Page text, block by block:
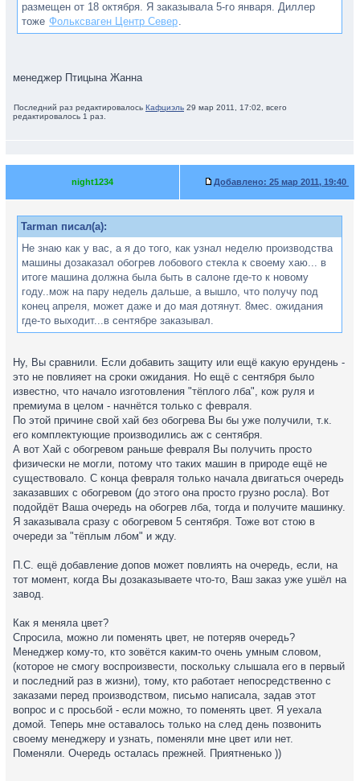
размещен от 18 октября. Я заказывала 5-го января. Диллер
тоже Фольксваген Центр Север.
менеджер Птицына Жанна
Последний раз редактировалось Кафциэль 29 мар 2011, 17:02, всего
редактировалось 1 раз.
night1234 Добавлено: 25 мар 2011, 19:40
Tarman писал(а):
Не знаю как у вас, а я до того, как узнал неделю производства
машины дозаказал обогрев лобового стекла к своему хаю... в
итоге машина должна была быть в салоне где-то к новому
году..мож на пару недель дальше, а вышло, что получу под
конец апреля, может даже и до мая дотянут. 8мес. ожидания
где-то выходит...в сентябре заказывал.
Ну, Вы сравнили. Если добавить защиту или ещё какую ерундень -
это не повлияет на сроки ожидания. Но ещё с сентября было
известно, что начало изготовления "тёплого лба", кож руля и
премиума в целом - начнётся только с февраля.
По этой причине свой хай без обогрева Вы бы уже получили, т.к.
его комплектующие производились аж с сентября.
А вот Хай с обогревом раньше февраля Вы получить просто
физически не могли, потому что таких машин в природе ещё не
существовало. С конца февраля только начала двигаться очередь
заказавших с обогревом (до этого она просто грузно росла). Вот
подойдёт Ваша очередь на обогрев лба, тогда и получите машинку.
Я заказывала сразу с обогревом 5 сентября. Тоже вот стою в
очереди за "тёплым лбом" и жду.
П.С. ещё добавление допов может повлиять на очередь, если, на
тот момент, когда Вы дозаказываете что-то, Ваш заказ уже ушёл на
завод.
Как я меняла цвет?
Спросила, можно ли поменять цвет, не потеряв очередь?
Менеджер кому-то, кто зовётся каким-то очень умным словом,
(которое не смогу воспроизвести, поскольку слышала его в первый
и последний раз в жизни), тому, кто работает непосредственно с
заказами перед производством, письмо написала, задав этот
вопрос и с просьбой - если можно, то поменять цвет. Я уехала
домой. Теперь мне оставалось только на след день позвонить
своему менеджеру и узнать, поменяли мне цвет или нет.
Поменяли. Очередь осталась прежней. Приятненько ))